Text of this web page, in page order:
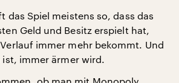
das Spiel meistens so, dass das
Geld und Besitz erspielt hat,
immer mehr bekommt. Und
immer ärmer wird.
ob man mit Monopoly